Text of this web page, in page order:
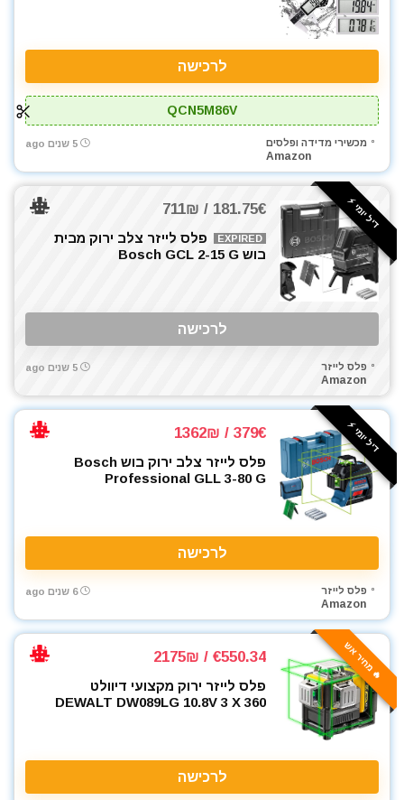
לרכישה
QCN5M86V
מכשירי מדידה ופלסים
Amazon
5 שנים ago
דיל יומי ⚡️ 181.75€ / 711₪
EXPIRED
פלס לייזר צלב ירוק מבית
בוש Bosch GCL 2-15 G
לרכישה
פלס לייזר
Amazon
5 שנים ago
דיל יומי ⚡️ 379€ / 1362₪
פלס לייזר צלב ירוק בוש Bosch
Professional GLL 3-80 G
לרכישה
פלס לייזר
Amazon
6 שנים ago
🔥 מחיר אש €550.34 / 2175₪
פלס לייזר ירוק מקצועי דיוולט
DEWALT DW089LG 10.8V 3 X 360
לרכישה